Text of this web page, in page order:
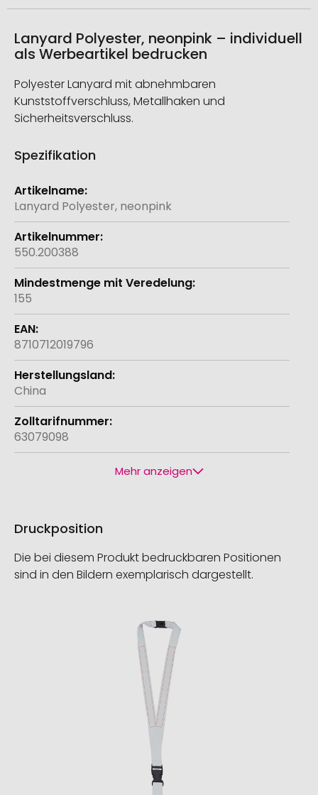
Lanyard Polyester, neonpink – individuell
als Werbeartikel bedrucken
Polyester Lanyard mit abnehmbaren
Kunststoffverschluss, Metallhaken und
Sicherheitsverschluss.
Spezifikation
Weitere
Informationen
Lanyard Polyester, neonpink
550.200388
155
8710712019796
China
63079098
Mehr anzeigen
Druckposition
Die bei diesem Produkt bedruckbaren Positionen
sind in den Bildern exemplarisch dargestellt.